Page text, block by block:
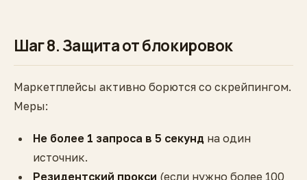
Шаг 8. Защита от блокировок
Маркетплейсы активно борются со скрейпингом.
Меры:
Не более 1 запроса в 5 секунд на один
источник.
Резидентский прокси (если нужно более 100